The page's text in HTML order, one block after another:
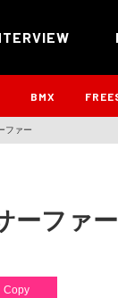
BMX
ファー
ーファー
Copy